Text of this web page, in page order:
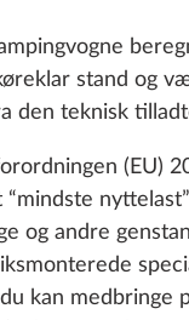
25 liter
stand og
den teknisk
(EU)
og andre
kan medbringe